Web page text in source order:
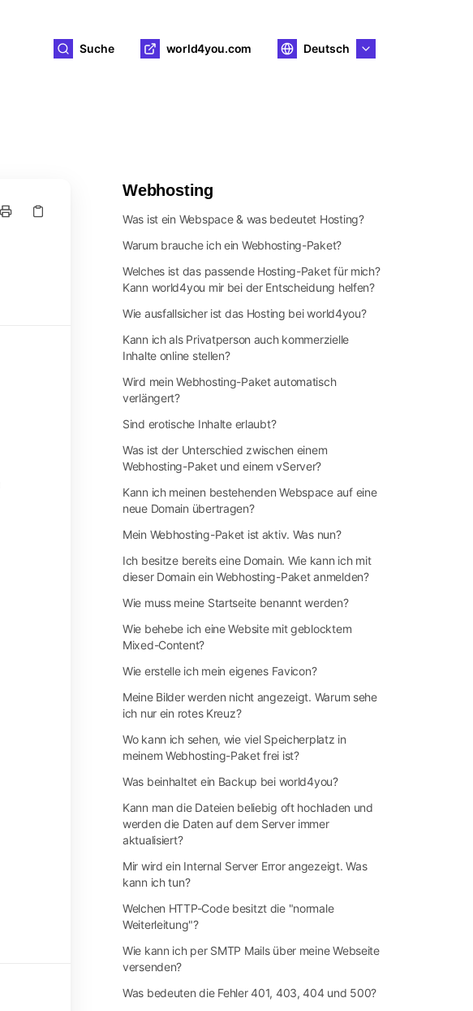
Suche world4you.com Deutsch
Webhosting
Was ist ein Webspace & was bedeutet Hosting?
Warum brauche ich ein Webhosting-Paket?
Welches ist das passende Hosting-Paket für mich?
Kann world4you mir bei der Entscheidung helfen?
Wie ausfallsicher ist das Hosting bei world4you?
Kann ich als Privatperson auch kommerzielle
Inhalte online stellen?
Wird mein Webhosting-Paket automatisch
verlängert?
Sind erotische Inhalte erlaubt?
Was ist der Unterschied zwischen einem
Webhosting-Paket und einem vServer?
Kann ich meinen bestehenden Webspace auf eine
neue Domain übertragen?
Mein Webhosting-Paket ist aktiv. Was nun?
Ich besitze bereits eine Domain. Wie kann ich mit
dieser Domain ein Webhosting-Paket anmelden?
Wie muss meine Startseite benannt werden?
Wie behebe ich eine Website mit geblocktem
Mixed-Content?
Wie erstelle ich mein eigenes Favicon?
Meine Bilder werden nicht angezeigt. Warum sehe
ich nur ein rotes Kreuz?
Wo kann ich sehen, wie viel Speicherplatz in
meinem Webhosting-Paket frei ist?
Was beinhaltet ein Backup bei world4you?
Kann man die Dateien beliebig oft hochladen und
werden die Daten auf dem Server immer
aktualisiert?
Mir wird ein Internal Server Error angezeigt. Was
kann ich tun?
Welchen HTTP-Code besitzt die "normale
Weiterleitung"?
Wie kann ich per SMTP Mails über meine Webseite
versenden?
Was bedeuten die Fehler 401, 403, 404 und 500?